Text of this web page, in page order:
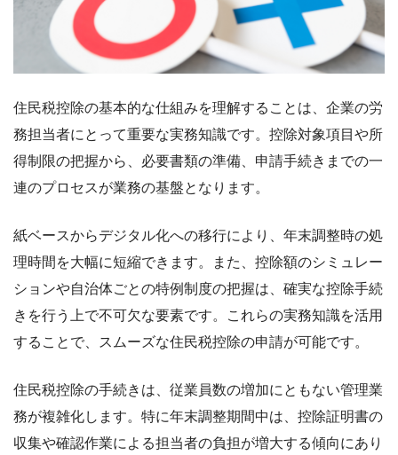
住民税控除の基本的な仕組みを理解することは、企業の労
務担当者にとって重要な実務知識です。控除対象項目や所
得制限の把握から、必要書類の準備、申請手続きまでの一
連のプロセスが業務の基盤となります。
紙ベースからデジタル化への移行により、年末調整時の処
理時間を大幅に短縮できます。また、控除額のシミュレー
ションや自治体ごとの特例制度の把握は、確実な控除手続
きを行う上で不可欠な要素です。これらの実務知識を活用
することで、スムーズな住民税控除の申請が可能です。
住民税控除の手続きは、従業員数の増加にともない管理業
務が複雑化します。特に年末調整期間中は、控除証明書の
収集や確認作業による担当者の負担が増大する傾向にあり